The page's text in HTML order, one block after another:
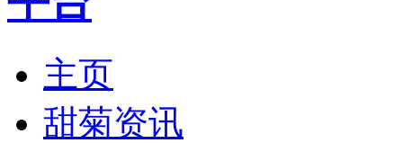
主页
甜菊资讯